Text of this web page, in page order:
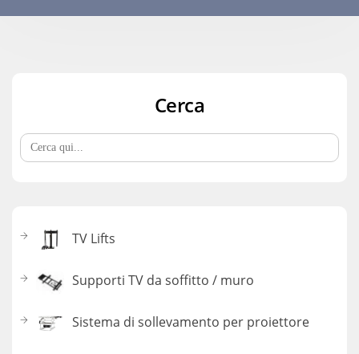
Cerca
Search
for:
TV Lifts
Supporti TV da soffitto / muro
Sistema di sollevamento per proiettore